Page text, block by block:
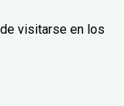
visitarse en los